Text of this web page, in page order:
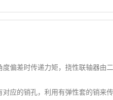
偏差时传递力矩，挠性联轴器由
应的销孔，利用有弹性套的销来